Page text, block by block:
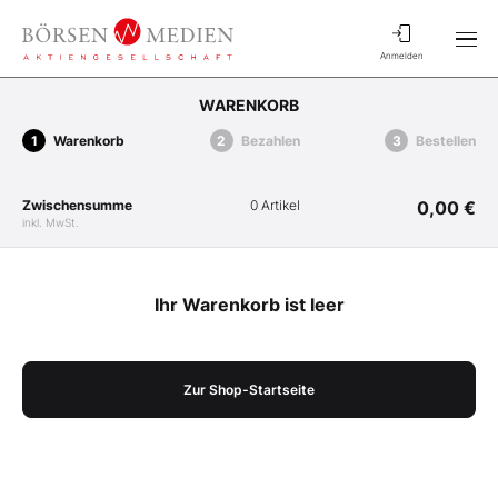
Anmelden
WARENKORB
Warenkorb Bezahlen Bestellen
Zwischensumme
inkl. MwSt.
0 Artikel 0,00 €
Ihr Warenkorb ist leer
Zur Shop-Startseite